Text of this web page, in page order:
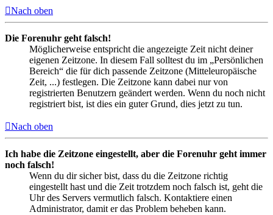
Nach oben
Die Forenuhr geht falsch!
Möglicherweise entspricht die angezeigte Zeit nicht deiner
eigenen Zeitzone. In diesem Fall solltest du im „Persönlichen
Bereich“ die für dich passende Zeitzone (Mitteleuropäische
Zeit, ...) festlegen. Die Zeitzone kann dabei nur von
registrierten Benutzern geändert werden. Wenn du noch nicht
registriert bist, ist dies ein guter Grund, dies jetzt zu tun.
Nach oben
Ich habe die Zeitzone eingestellt, aber die Forenuhr geht immer
noch falsch!
Wenn du dir sicher bist, dass du die Zeitzone richtig
eingestellt hast und die Zeit trotzdem noch falsch ist, geht die
Uhr des Servers vermutlich falsch. Kontaktiere einen
Administrator, damit er das Problem beheben kann.